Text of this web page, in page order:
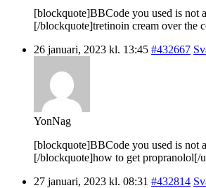
[blockquote]BBCode you used is not
[/blockquote]tretinoin cream over the
26 januari, 2023 kl. 13:45 #432667
YonNag
[blockquote]BBCode you used is not
[/blockquote]how to get propranolol[/
27 januari, 2023 kl. 08:31 #432814